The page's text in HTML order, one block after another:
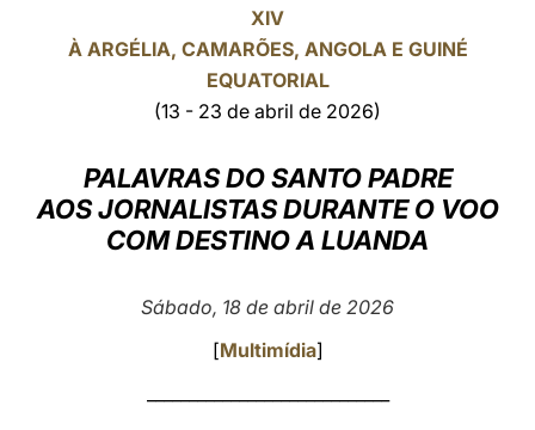
XIV
À ARGÉLIA, CAMARÕES, ANGOLAE GUINÉ
EQUATORIAL
(13 - 23 de abril de 2026)
PALAVRAS DO SANTO PADRE
AOS JORNALISTAS DURANTE O VOO
COM DESTINO A LUANDA
Sábado, 18 de abril de 2026
[Multimídia]